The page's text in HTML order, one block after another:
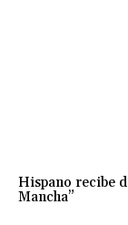
Hispano recibe
Mancha”